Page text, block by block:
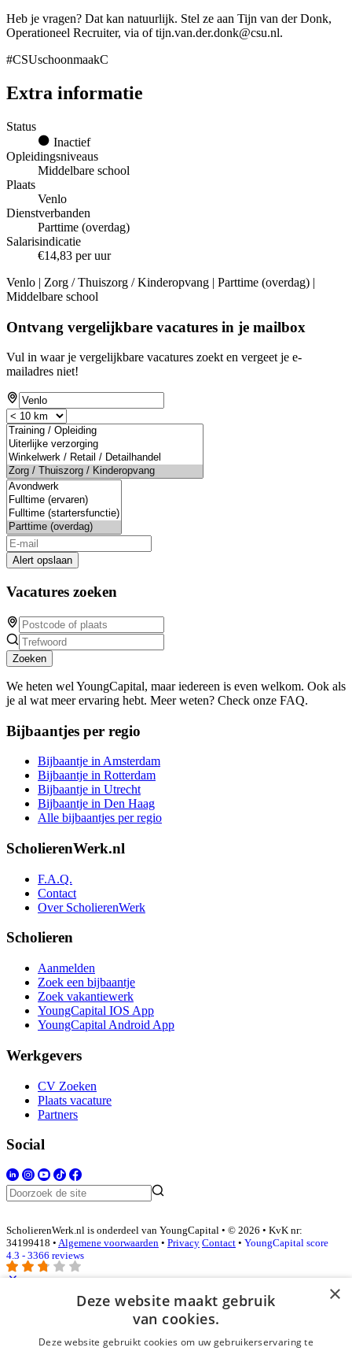
Heb je vragen? Dat kan natuurlijk. Stel ze aan Tijn van der Donk,
Operationeel Recruiter, via of tijn.van.der.donk@csu.nl.
#CSUschoonmaakC
Extra informatie
Status
Inactief
Opleidingsniveaus
Middelbare school
Plaats
Venlo
Dienstverbanden
Parttime (overdag)
Salarisindicatie
€14,83 per uur
Venlo | Zorg / Thuiszorg / Kinderopvang | Parttime (overdag) |
Middelbare school
Ontvang vergelijkbare vacatures in je mailbox
Vul in waar je vergelijkbare vacatures zoekt en vergeet je e-
mailadres niet!
Alert opslaan
Vacatures zoeken
Zoeken
We heten wel YoungCapital, maar iedereen is even welkom. Ook als
je al wat meer ervaring hebt. Meer weten? Check onze FAQ.
Bijbaantjes per regio
Bijbaantje in Amsterdam
Bijbaantje in Rotterdam
Bijbaantje in Utrecht
Bijbaantje in Den Haag
Alle bijbaantjes per regio
ScholierenWerk.nl
F.A.Q.
Contact
Over ScholierenWerk
Scholieren
Aanmelden
Zoek een bijbaantje
Zoek vakantiewerk
YoungCapital IOS App
YoungCapital Android App
Werkgevers
CV Zoeken
Plaats vacature
Partners
Social
ScholierenWerk.nl is onderdeel van YoungCapital • © 2026 • KvK nr:
34199418 • Algemene voorwaarden • Privacy Contact • YoungCapital score
4.3 - 3366 reviews
Inloggen als bedrijf
E-mail*
×
Deze website maakt gebruik
van cookies.
Deze website gebruikt cookies om uw gebruikerservaring te